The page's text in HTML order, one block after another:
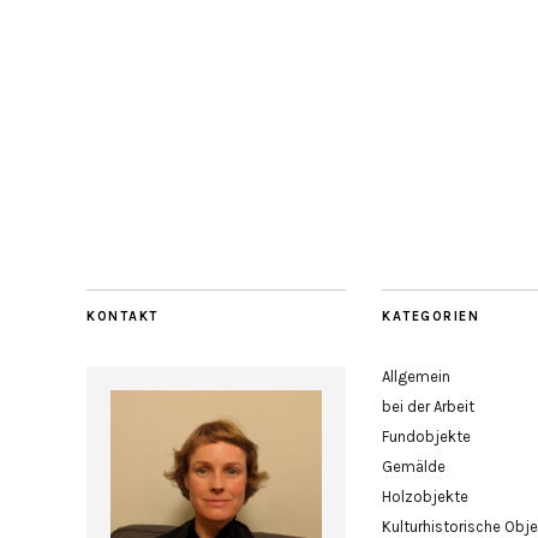
KONTAKT KATEGORIEN
Allgemein
bei der Arbeit
Fundobjekte
Gemälde
Holzobjekte
Kulturhistorische